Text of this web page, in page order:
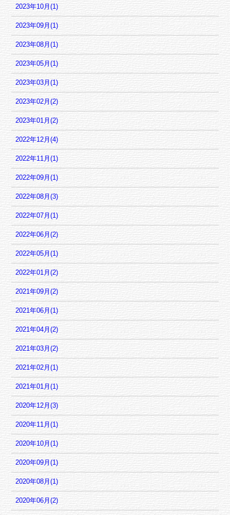
2023年10月(1)
2023年09月(1)
2023年08月(1)
2023年05月(1)
2023年03月(1)
2023年02月(2)
2023年01月(2)
2022年12月(4)
2022年11月(1)
2022年09月(1)
2022年08月(3)
2022年07月(1)
2022年06月(2)
2022年05月(1)
2022年01月(2)
2021年09月(2)
2021年06月(1)
2021年04月(2)
2021年03月(2)
2021年02月(1)
2021年01月(1)
2020年12月(3)
2020年11月(1)
2020年10月(1)
2020年09月(1)
2020年08月(1)
2020年06月(2)